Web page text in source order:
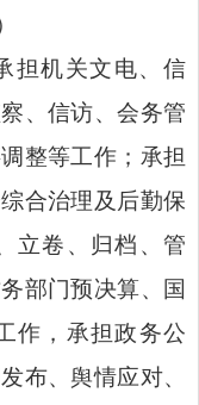
担机关文电、信
、信访、会务管
整等工作；承担
合治理及后勤保
立卷、归档、管
部门预决算、国
作，承担政务公
布、舆情应对、